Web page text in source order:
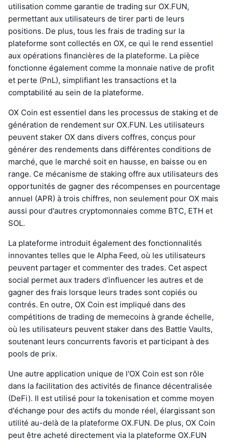
utilisation comme garantie de trading sur OX.FUN,
permettant aux utilisateurs de tirer parti de leurs
positions. De plus, tous les frais de trading sur la
plateforme sont collectés en OX, ce qui le rend essentiel
aux opérations financières de la plateforme. La pièce
fonctionne également comme la monnaie native de profit
et perte (PnL), simplifiant les transactions et la
comptabilité au sein de la plateforme.
OX Coin est essentiel dans les processus de staking et de
génération de rendement sur OX.FUN. Les utilisateurs
peuvent staker OX dans divers coffres, conçus pour
générer des rendements dans différentes conditions de
marché, que le marché soit en hausse, en baisse ou en
range. Ce mécanisme de staking offre aux utilisateurs des
opportunités de gagner des récompenses en pourcentage
annuel (APR) à trois chiffres, non seulement pour OX mais
aussi pour d'autres cryptomonnaies comme BTC, ETH et
SOL.
La plateforme introduit également des fonctionnalités
innovantes telles que le Alpha Feed, où les utilisateurs
peuvent partager et commenter des trades. Cet aspect
social permet aux traders d'influencer les autres et de
gagner des frais lorsque leurs trades sont copiés ou
contrés. En outre, OX Coin est impliqué dans des
compétitions de trading de memecoins à grande échelle,
où les utilisateurs peuvent staker dans des Battle Vaults,
soutenant leurs concurrents favoris et participant à des
pools de prix.
Une autre application unique de l'OX Coin est son rôle
dans la facilitation des activités de finance décentralisée
(DeFi). Il est utilisé pour la tokenisation et comme moyen
d'échange pour des actifs du monde réel, élargissant son
utilité au-delà de la plateforme OX.FUN. De plus, OX Coin
peut être acheté directement via la plateforme OX.FUN